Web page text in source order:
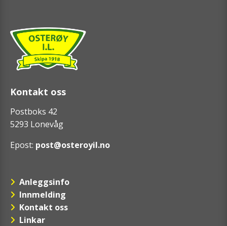
Kontakt oss
Postboks 42
5293 Lonevåg
Epost: post@osteroyil.no
Anleggsinfo
Innmelding
Kontakt oss
Linkar